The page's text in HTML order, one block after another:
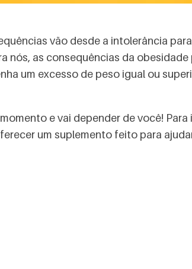
vão desde a intolerância
nós, as consequências da
um excesso de peso igual ou
e vai depender de você! Para
um suplemento feito para